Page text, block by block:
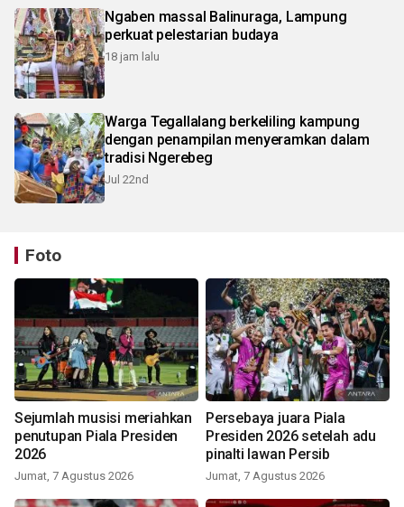
Ngaben massal Balinuraga, Lampung
perkuat pelestarian budaya
18 jam lalu
Warga Tegallalang berkeliling kampung
dengan penampilan menyeramkan dalam
tradisi Ngerebeg
Jul 22nd
Foto
Sejumlah musisi meriahkan
penutupan Piala Presiden
2026
Jumat, 7 Agustus 2026
Persebaya juara Piala
Presiden 2026 setelah adu
pinalti lawan Persib
Jumat, 7 Agustus 2026